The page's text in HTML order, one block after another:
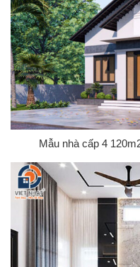
Mẫu nhà cấp 4